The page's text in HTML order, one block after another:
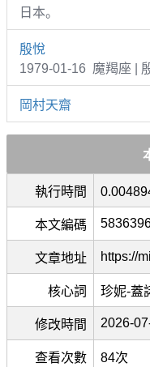
日本。
殷悅
1979-01-16 魔羯座 |
岡村天齋
執行時間
本文編碼
文章地址 https://
核心詞 珍妮-蓋
修改時間 2026-
查看次數 84次